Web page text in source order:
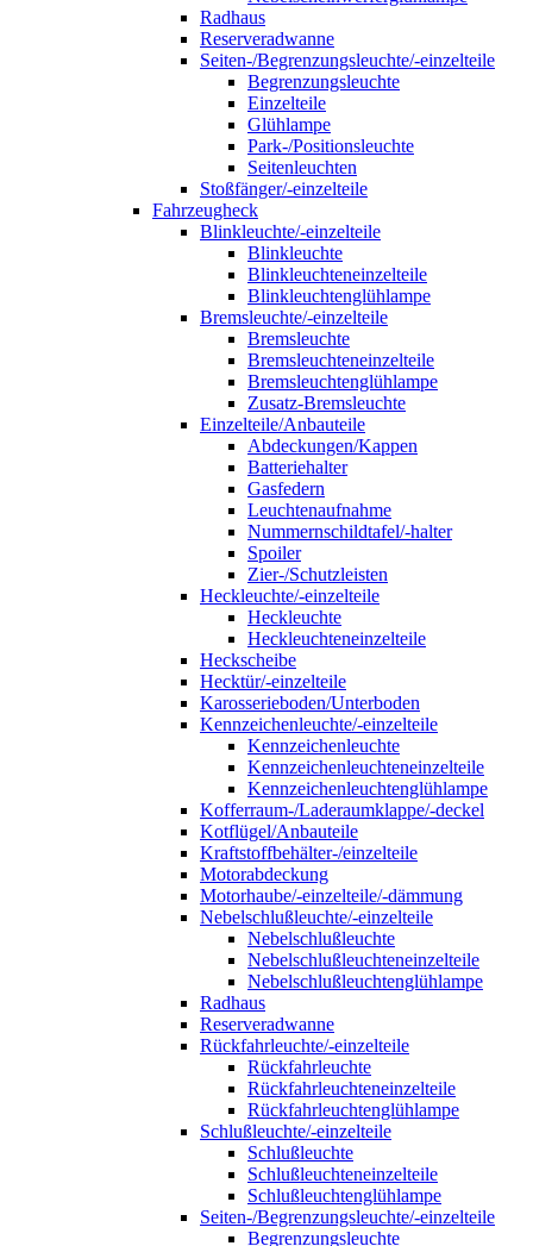
Radhaus
Reserveradwanne
Seiten-/Begrenzungsleuchte/-einzelteile
Begrenzungsleuchte
Einzelteile
Glühlampe
Park-/Positionsleuchte
Seitenleuchten
Stoßfänger/-einzelteile
Fahrzeugheck
Blinkleuchte/-einzelteile
Blinkleuchte
Blinkleuchteneinzelteile
Blinkleuchtenglühlampe
Bremsleuchte/-einzelteile
Bremsleuchte
Bremsleuchteneinzelteile
Bremsleuchtenglühlampe
Zusatz-Bremsleuchte
Einzelteile/Anbauteile
Abdeckungen/Kappen
Batteriehalter
Gasfedern
Leuchtenaufnahme
Nummernschildtafel/-halter
Spoiler
Zier-/Schutzleisten
Heckleuchte/-einzelteile
Heckleuchte
Heckleuchteneinzelteile
Heckscheibe
Hecktür/-einzelteile
Karosserieboden/Unterboden
Kennzeichenleuchte/-einzelteile
Kennzeichenleuchte
Kennzeichenleuchteneinzelteile
Kennzeichenleuchtenglühlampe
Kofferraum-/Laderaumklappe/-deckel
Kotflügel/Anbauteile
Kraftstoffbehälter-/einzelteile
Motorabdeckung
Motorhaube/-einzelteile/-dämmung
Nebelschlußleuchte/-einzelteile
Nebelschlußleuchte
Nebelschlußleuchteneinzelteile
Nebelschlußleuchtenglühlampe
Radhaus
Reserveradwanne
Rückfahrleuchte/-einzelteile
Rückfahrleuchte
Rückfahrleuchteneinzelteile
Rückfahrleuchtenglühlampe
Schlußleuchte/-einzelteile
Schlußleuchte
Schlußleuchteneinzelteile
Schlußleuchtenglühlampe
Seiten-/Begrenzungsleuchte/-einzelteile
Begrenzungsleuchte